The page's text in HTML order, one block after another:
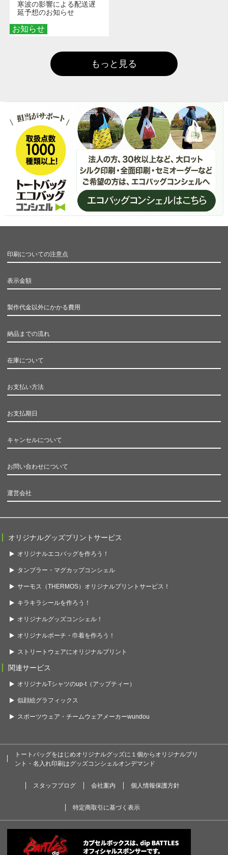
お知らせ
寒波の影響による配送遅
延予想のお知らせ
もっと見る
印刷についての注意点
表示金額
製作代金以外にかかる費用
納品までの流れ
在庫について
お支払い方法
お支払期日
キャンセルについて
お問い合わせについて
運営会社
オリジナルグッズプリントサービス
オリジナルエコバッグを作ろう！
タンブラー・マグカップコンシェル
サーモス（THERMOS）オリジナルプリントサービス！
キラキラシールを作ろう！
オリジナルグッズコンシェル！
オリジナルポーチ・巾着を作ろう！
ストリートウェアにオリジナルプリント
関連サービス
オリジナルTシャツのup-t（アップティー）
似顔絵グラフィックス
スポーツウェア・チームウェアメーカーwundou
トートバッグをはじめオリジナルグッズに１個からオリジナルプリ
ント・名入れ印刷はグッズコンシェルオンデマンド
スタッフブログ 会社案内 個人情報保護方針
特定商取引に基づく表示